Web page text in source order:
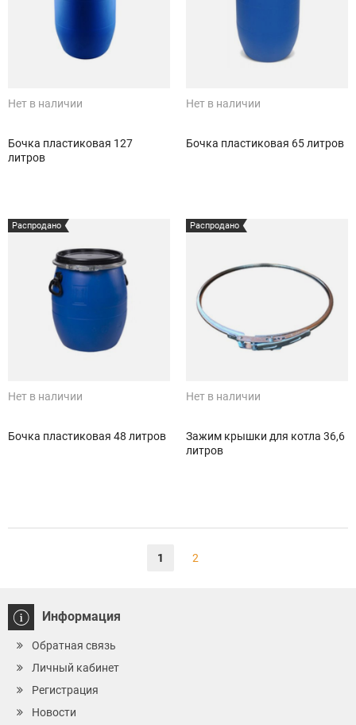
Нет в наличии
Бочка пластиковая 127
литров
Нет в наличии
Бочка пластиковая 65 литров
Распродано
Нет в наличии
Бочка пластиковая 48 литров
Распродано
Нет в наличии
Зажим крышки для котла 36,6
литров
1 2
Информация
Обратная связь
Личный кабинет
Регистрация
Новости